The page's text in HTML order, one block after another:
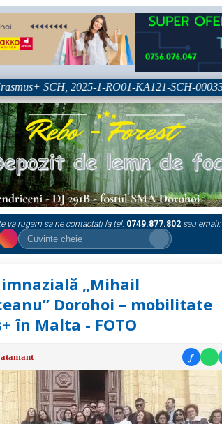
2025-1-RO01-KA121-SCH-000333361
va rugam sa ne contactati la tel: 0749.877.802 sau email:
„Mihail
Dorohoi – mobilitate
în Malta - FOTO
f